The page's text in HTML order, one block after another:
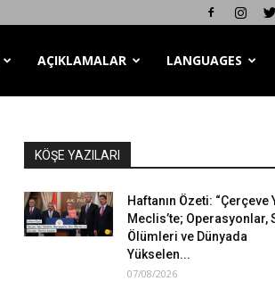
AÇIKLAMALAR LANGUAGES
KÖŞE YAZILARI
Haftanın Özeti: “Çerçeve
Meclis’te; Operasyonlar,
Ölümleri ve Dünyada
Yükselen...
07/08/2026